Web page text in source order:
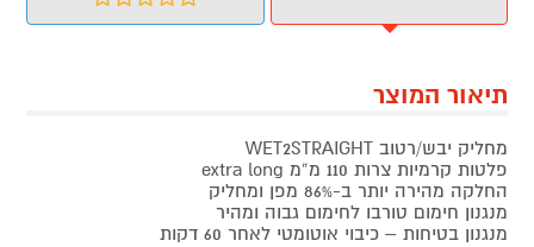
תיאור המוצר
מחליק יבש/רטוב WET2STRAIGHT
פלטות קרמיות צרות 110 מ”מ extra long
החלקה מהירה יותר ב-86% מפן ומחליק
מנגנון חימום טורבו לחימום גבוה ומהיר
מנגנון בטיחות – כיבוי אוטומטי לאחר 60 דקות